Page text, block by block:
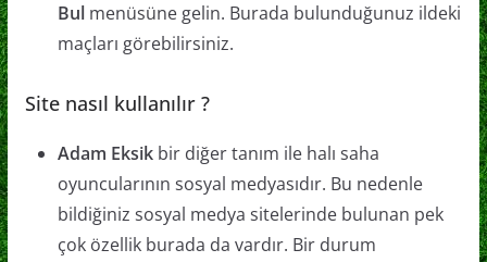
Bulmenüsüne gelin. Burada bulunduğunuz ildeki
maçları görebilirsiniz.
Site nasıl kullanılır ?
Adam Eksikbir diğer tanım ile halı saha
oyuncularının sosyal medyasıdır. Bu nedenle
bildiğiniz sosyal medya sitelerinde bulunan pek
çok özellik burada da vardır. Bir durum